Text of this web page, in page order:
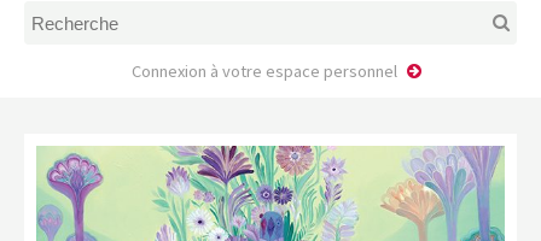
DOSSIERS DE DEMANDE
FAIRE UNE DEMANDE D’AIDE
MODÈLE D’ACCORD DE
Connexion à votre espace personnel